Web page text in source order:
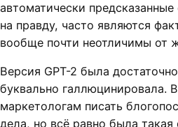
автоматически
на правду, часто являются
вообще почти неотличимы от
Версия GPT-2 была
буквально галлюцинировала.
маркетологам писать
дела, но всё равно была такая